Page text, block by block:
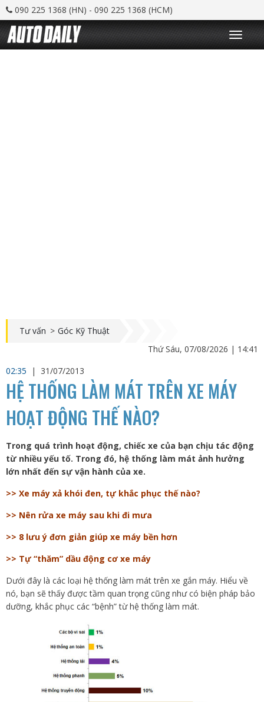
090 225 1368 (HN) - 090 225 1368 (HCM)
T
o
g
Tư vấn > Góc Kỹ Thuật
Thứ Sáu, 07/08/2026 | 14:41
02:35
| 31/07/2013
HỆ THỐNG LÀM MÁT TRÊN XE MÁY
HOẠT ĐỘNG THẾ NÀO?
Trong quá trình hoạt động, chiếc xe của bạn chịu tác động
từ nhiều yếu tố. Trong đó, hệ thống làm mát ảnh hưởng
lớn nhất đến sự vận hành của xe.
>> Xe máy xả khói đen, tự khắc phục thế nào?
>> Nên rửa xe máy sau khi đi mưa
>> 8 lưu ý đơn giản giúp xe máy bền hơn
>> Tự “thăm” dầu động cơ xe máy
Dưới đây là các loại hệ thống làm mát trên xe gắn máy. Hiểu về
nó, bạn sẽ thấy được tầm quan trọng cũng như có biện pháp bảo
dưỡng, khắc phục các “bệnh” từ hệ thống làm mát.